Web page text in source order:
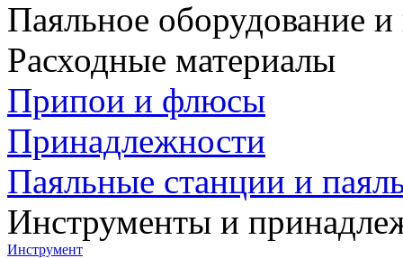
Паяльное оборудование
Расходные материалы
Припои и флюсы
Принадлежности
Паяльные станции и
Инструменты и
Инструмент